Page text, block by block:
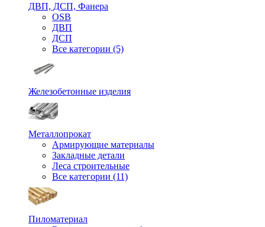
ДВП, ДСП, Фанера
OSB
ДВП
ДСП
Все категории (5)
Железобетонные изделия
Металлопрокат
Армирующие материалы
Закладные детали
Леса строительные
Все категории (11)
Пиломатериал